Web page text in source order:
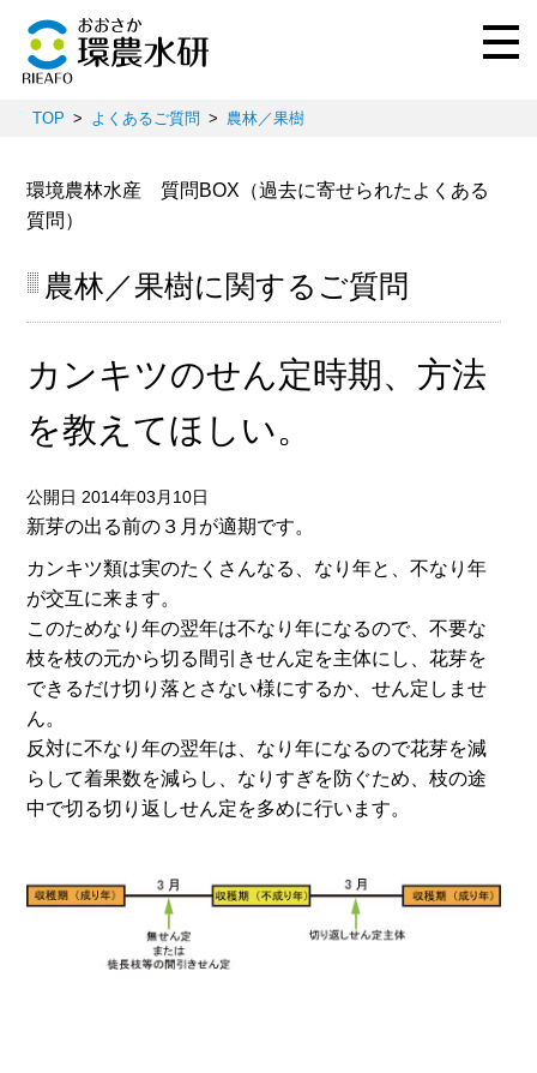
TOP よくあるご質問 農林／果樹
環境農林水産 質問BOX（過去に寄せられたよくある
質問）
農林／果樹に関するご質問
カンキツのせん定時期、方法
を教えてほしい。
公開日 2014年03月10日
新芽の出る前の３月が適期です。
カンキツ類は実のたくさんなる、なり年と、不なり年
が交互に来ます。
このためなり年の翌年は不なり年になるので、不要な
枝を枝の元から切る間引きせん定を主体にし、花芽を
できるだけ切り落とさない様にするか、せん定しませ
ん。
反対に不なり年の翌年は、なり年になるので花芽を減
らして着果数を減らし、なりすぎを防ぐため、枝の途
中で切る切り返しせん定を多めに行います。